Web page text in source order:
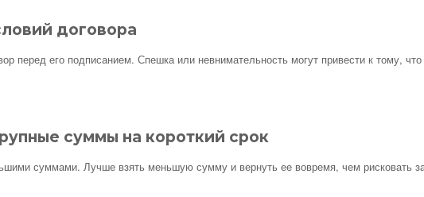
договора
перед его подписанием. Спешка или невнимательность могут привести к тому,
суммы на короткий срок
суммами. Лучше взять меньшую сумму и вернуть ее вовремя, чем рисковать